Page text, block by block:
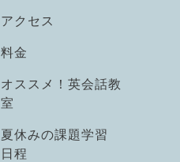
アクセス
料金
オススメ！英会話教
室
夏休みの課題学習
日程